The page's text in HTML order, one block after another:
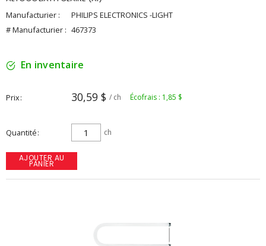
Manufacturier :
PHILIPS ELECTRONICS -LIGHT
# Manufacturier : 467373
En inventaire
Prix 30,59 $ / ch Écofrais : 1,85 $
Quantité ch
AJOUTER AU
PANIER